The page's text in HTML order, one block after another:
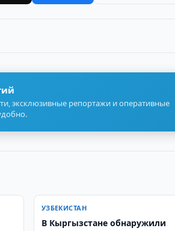
эксклюзивные репортажи и оперативные
УЗБЕКИСТАН
В Кыргызстане обнаружили